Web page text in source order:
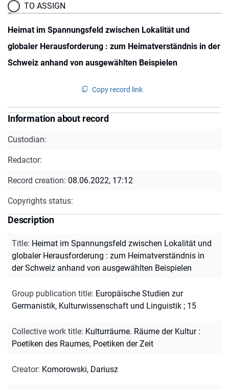
TO ASSIGN
Heimat im Spannungsfeld zwischen Lokalität und
globaler Herausforderung : zum Heimatverständnis in der
Schweiz anhand von ausgewählten Beispielen
Copy record link
Information about record
Custodian:
Redactor:
Record creation: 08.06.2022, 17:12
Copyrights status:
Description
Title: Heimat im Spannungsfeld zwischen Lokalität und
globaler Herausforderung : zum Heimatverständnis in
der Schweiz anhand von ausgewählten Beispielen
Group publication title: Europäische Studien zur
Germanistik, Kulturwissenschaft und Linguistik ; 15
Collective work title: Kulturräume. Räume der Kultur :
Poetiken des Raumes, Poetiken der Zeit
Creator: Komorowski, Dariusz